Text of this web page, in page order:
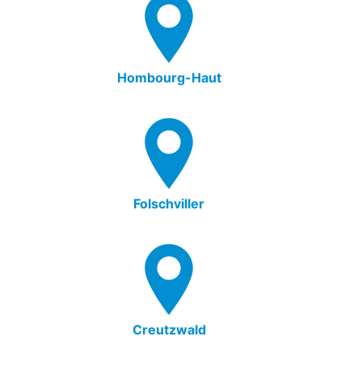
Hombourg-Haut
Folschviller
Creutzwald